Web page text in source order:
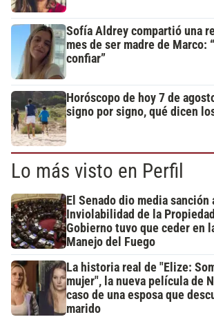
Sofía Aldrey compartió una
mes de ser madre de Marco:
confiar”
Horóscopo de hoy 7 de
signo por signo, qué dicen
Lo más visto en Perfil
El Senado dio media sanción
Inviolabilidad de la
Gobierno tuvo que ceder en
Manejo del Fuego
La historia real de "Elize:
mujer", la nueva película de
caso de una esposa que
marido